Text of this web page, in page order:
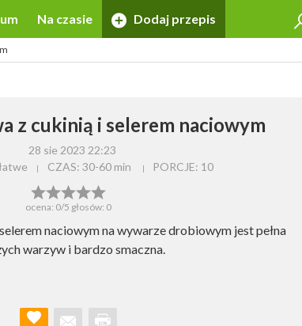
Na czasie Dodaj przepis
z cukinią i selerem naciowym
28 sie 2023 22:23
CZAS: 30-60 min PORCJE: 10
ocena: 0/5 głosów: 0
naciowym na wywarze drobiowym jest pełna
warzyw i bardzo smaczna.